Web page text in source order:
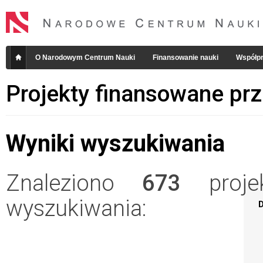
O Narodowym Centrum Nauki Finansowanie nauki
Projekty finansowane
Wyniki wyszukiwania
Znaleziono 673
wyszukiwania: